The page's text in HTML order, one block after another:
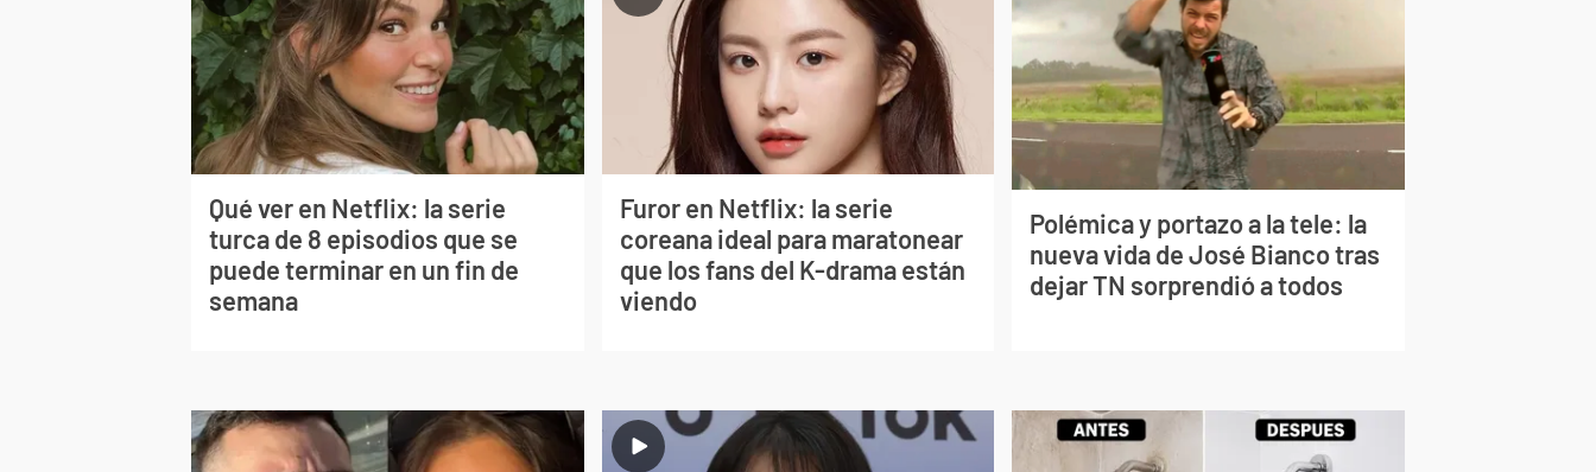
Qué ver en Netflix: la serie
turca de 8 episodios que se
puede terminar en un fin de
semana
Furor en Netflix: la serie
coreana ideal para maratonear
que los fans del K-drama están
viendo
Polémica y portazo a la tele: la
nueva vida de José Bianco tras
dejar TN sorprendió a todos